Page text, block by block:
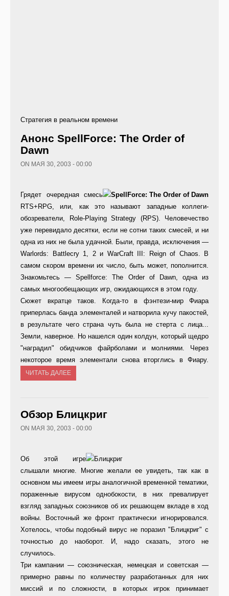
Стратегия в реальном времени
Анонс SpellForce: The Order of
Dawn
ON МАЯ 30, 2003 - 00:00
Грядет очередная смесь
RTS+RPG, или, как это называют западные коллеги-
обозреватели, Role-Playing Strategy (RPS). Человечество
уже перевидало десятки, если не сотни таких смесей, и ни
одна из них не была удачной. Были, правда, исключения —
Warlords: Battlecry 1, 2 и WarCraft III: Reign of Chaos. В
самом скором времени их число, быть может, пополнится.
Знакомьтесь — Spellforce: The Order of Dawn, одна из
самых многообещающих игр, ожидающихся в этом году.
Сюжет вкратце таков. Когда-то в фэнтези-мир Фиара
приперлась банда элементалей и натворила кучу пакостей,
в результате чего страна чуть была не стерта с лица...
Земли, наверное. Но нашелся один колдун, который щедро
"наградил" обидчиков файрболами и молниями. Через
некоторое время элементали снова вторглись в Фиару.
ЧИТАТЬ ДАЛЕЕ
Обзор Блицкриг
ON МАЯ 30, 2003 - 00:00
Об этой игре
слышали многие. Многие желали ее увидеть, так как в
основном мы имеем игры аналогичной временной тематики,
пораженные вирусом однобокости, в них превалирует
взгляд западных союзников об их решающем вкладе в ход
войны. Восточный же фронт практически игнорировался.
Хотелось, чтобы подобный вирус не поразил "Блицкриг" с
точностью до наоборот. И, надо сказать, этого не
случилось.
Три кампании — союзническая, немецкая и советская —
примерно равны по количеству разработанных для них
миссий и по сложности, в которых игрок принимает